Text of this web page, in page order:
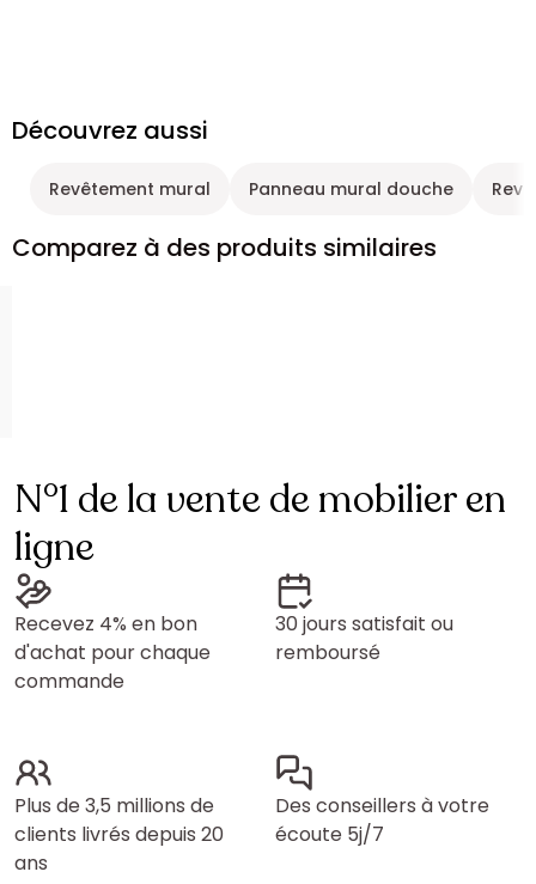
Découvrez aussi
Revêtement mural Panneau mural douche
Comparez à des produits similaires
N°1 de la vente de mobilier en
ligne
Recevez 4% en bon
d'achat pour chaque
commande
30 jours satisfait ou
remboursé
Plus de 3,5 millions de
clients livrés depuis 20
ans
Des conseillers à votre
écoute 5j/7